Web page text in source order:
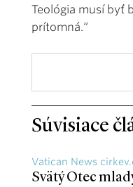
Teológia musí byť
prítomná.“
Súvisiace
Vatican News
Svätý Otec